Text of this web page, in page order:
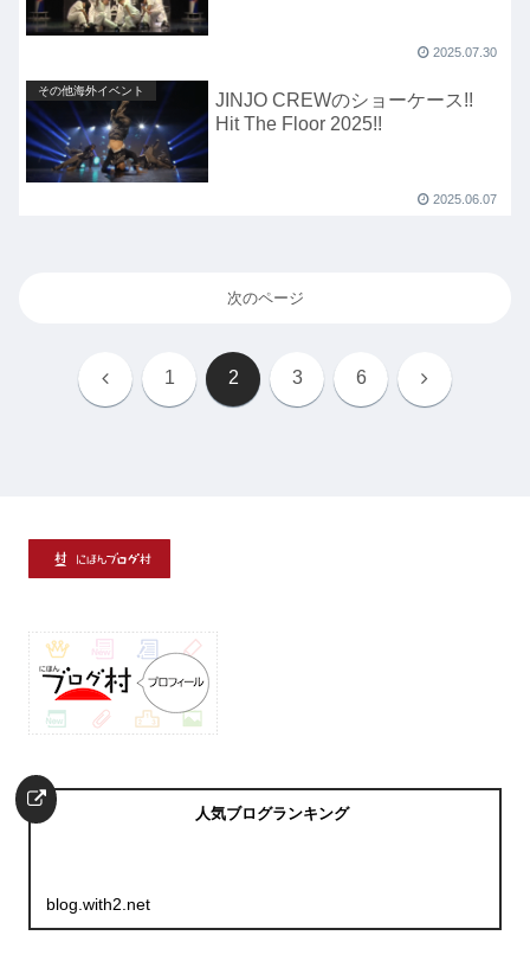
2025.07.30
その他海外イベント
JINJO CREWのショーケース!!
Hit The Floor 2025!!
2025.06.07
次のページ
前 1 2 3 6 次
人気ブログランキング
blog.with2.net